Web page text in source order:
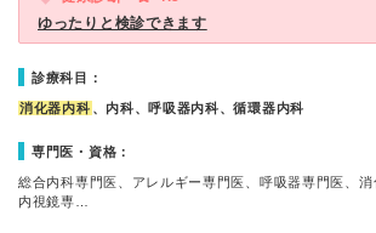
ゆったりと検診できます
診療科目：
消化器内科 、内科、呼吸器内科、循環器内科
専門医・資格：
総合内科専門医、アレルギー専門医、呼吸器専門医、
内視鏡専…